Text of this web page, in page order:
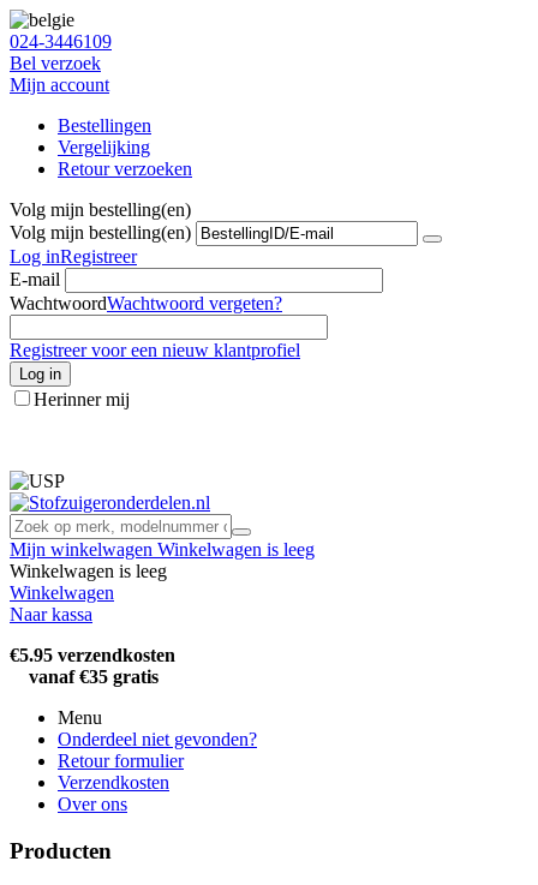
024-3446109
Bel verzoek
Mijn account
Bestellingen
Vergelijking
Retour verzoeken
Volg mijn bestelling(en)
Volg mijn bestelling(en)
Log inRegistreer
E-mail
WachtwoordWachtwoord vergeten?
Registreer voor een nieuw klantprofiel
Log in
Herinner mij
Mijn winkelwagen Winkelwagen is leeg
Winkelwagen is leeg
Winkelwagen
Naar kassa
€5.95 verzendkosten
vanaf €35 gratis
Menu
Onderdeel niet gevonden?
Retour formulier
Verzendkosten
Over ons
Producten